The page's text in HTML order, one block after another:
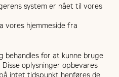
system er nået til vores
vores hjemmeside fra
behandles for at kunne bruge
oplysninger opbevares
intet tidspunkt henføres de